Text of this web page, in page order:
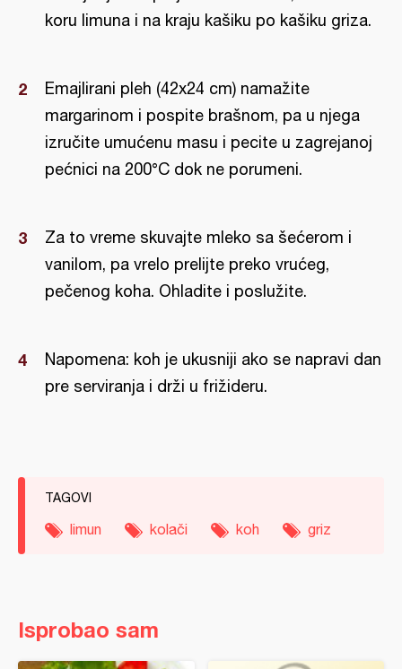
koru limuna i na kraju kašiku po kašiku griza.
Emajlirani pleh (42x24 cm) namažite
margarinom i pospite brašnom, pa u njega
izručite umućenu masu i pecite u zagrejanoj
pećnici na 200°C dok ne porumeni.
Za to vreme skuvajte mleko sa šećerom i
vanilom, pa vrelo prelijte preko vrućeg,
pečenog koha. Ohladite i poslužite.
Napomena: koh je ukusniji ako se napravi dan
pre serviranja i drži u frižideru.
TAGOVI
limun kolači koh griz
Isprobao sam